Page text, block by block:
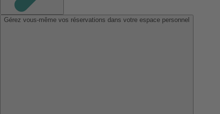
Gérez vous-même vos réservations dans votre espace personnel